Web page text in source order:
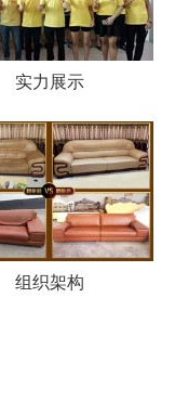
实力展示
组织架构